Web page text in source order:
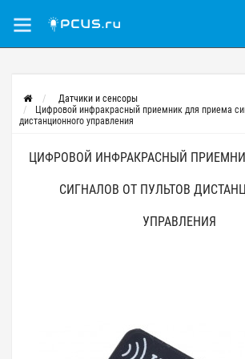
Датчики и сенсоры
Цифровой инфракрасный приемник для приема
дистанционного управления
ЦИФРОВОЙ ИНФРАКРАСНЫЙ
СИГНАЛОВ ОТ ПУЛЬТОВ
УПРАВЛЕНИЯ